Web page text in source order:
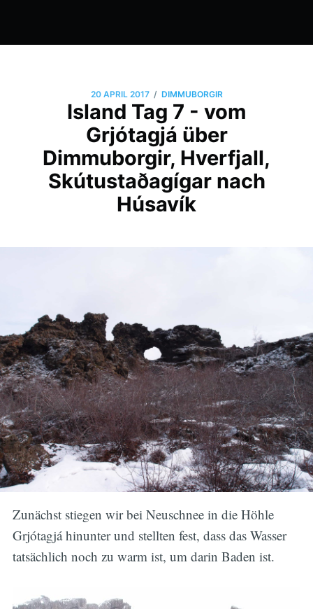
20 APRIL 2017 / DIMMUBORGIR
Island Tag 7 - vom
Grjótagjá über
Dimmuborgir, Hverfjall,
Skútustaðagígar nach
Húsavík
Zunächst stiegen wir bei Neuschnee in die Höhle
Grjótagjá hinunter und stellten fest, dass das Wasser
tatsächlich noch zu warm ist, um darin Baden ist.